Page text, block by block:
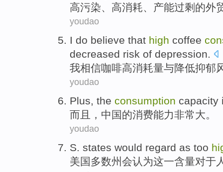
高污染、高消耗、产能过剩 的外
youdao
I do believe that high coffee
decreased risk of depression.
我相信咖啡高消耗量与降低抑郁
youdao
Plus, the consumption capacity
而且
， 中国的消费能力非常大。
youdao
S. states would regard as too
美国 多数州会认为这一含量对于